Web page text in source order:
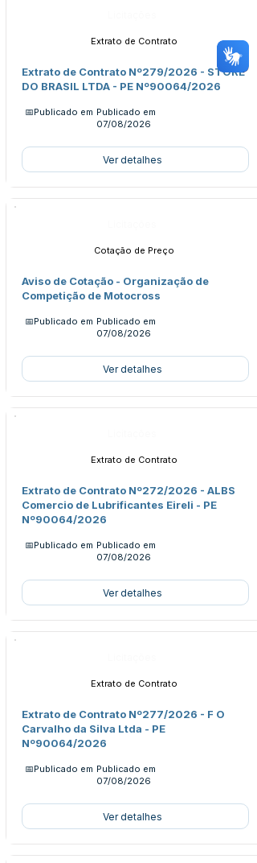
Extrato de Contrato
Extrato de Contrato Nº279/2026 - STORE
DO BRASIL LTDA - PE Nº90064/2026
📅Publicado em Publicado em
07/08/2026
Ver detalhes
Cotação de Preço
Aviso de Cotação - Organização de
Competição de Motocross
📅Publicado em Publicado em
07/08/2026
Ver detalhes
Extrato de Contrato
Extrato de Contrato Nº272/2026 - ALBS
Comercio de Lubrificantes Eireli - PE
Nº90064/2026
📅Publicado em Publicado em
07/08/2026
Ver detalhes
Extrato de Contrato
Extrato de Contrato Nº277/2026 - F O
Carvalho da Silva Ltda - PE
Nº90064/2026
📅Publicado em Publicado em
07/08/2026
Ver detalhes